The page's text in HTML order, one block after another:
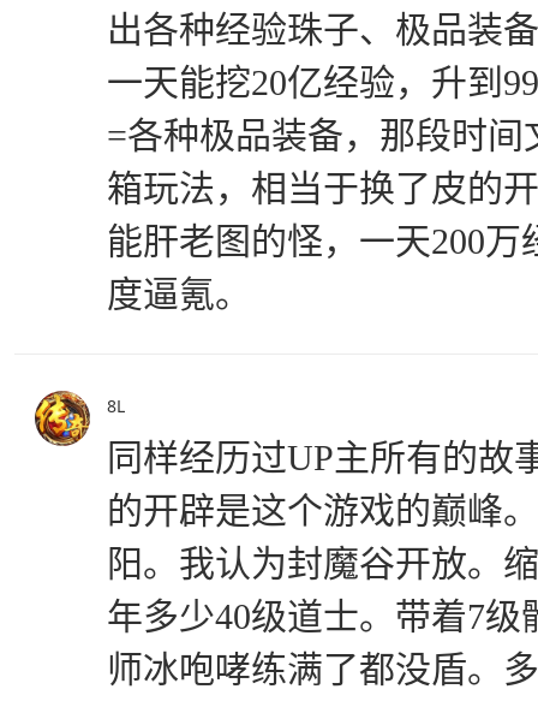
出各种经验珠子、极品装
一天能挖20亿经验，升到
=各种极品装备，那段时
箱玩法，相当于换了皮的
能肝老图的怪，一天200
度逼氪。
8L
同样经历过UP主所有的故
的开辟是这个游戏的巅峰
阳。我认为封魔谷开放。
年多少40级道士。带着7
师冰咆哮练满了都没盾。